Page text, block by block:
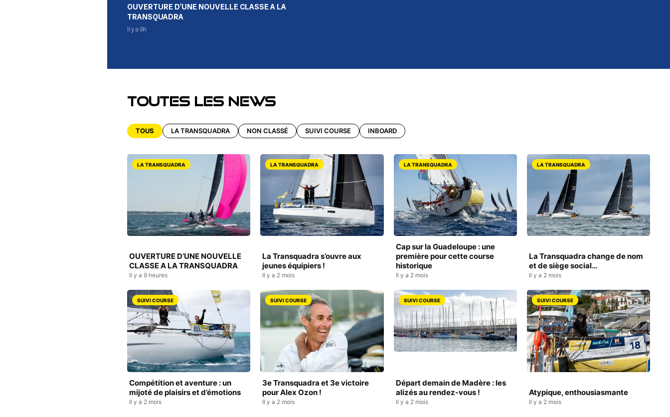
OUVERTURE D’UNE NOUVELLE CLASSE A LA
TRANSQUADRA
Il y a 9h
Toutes les news
TOUS LA TRANSQUADRA NON CLASSÉ SUIVI COURSE INBOARD
LA TRANSQUADRA
OUVERTURE D’UNE NOUVELLE
CLASSE A LA TRANSQUADRA
Il y a 9 heures
LA TRANSQUADRA
La Transquadra s’ouvre aux
jeunes équipiers !
Il y a 2 mois
LA TRANSQUADRA
Cap sur la Guadeloupe : une
première pour cette course
historique
Il y a 2 mois
LA TRANSQUADRA
La Transquadra change de nom
et de siège social…
Il y a 2 mois
SUIVI COURSE
Compétition et aventure : un
mijoté de plaisirs et d’émotions
Il y a 2 mois
SUIVI COURSE
3e Transquadra et 3e victoire
pour Alex Ozon !
Il y a 2 mois
SUIVI COURSE
Départ demain de Madère : les
alizés au rendez-vous !
Il y a 2 mois
SUIVI COURSE
Atypique, enthousiasmante
Il y a 2 mois